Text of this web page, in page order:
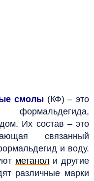
смолы(КФ) – это
Их состав – это
связанный
и воду.
метанол и другие
различные марки